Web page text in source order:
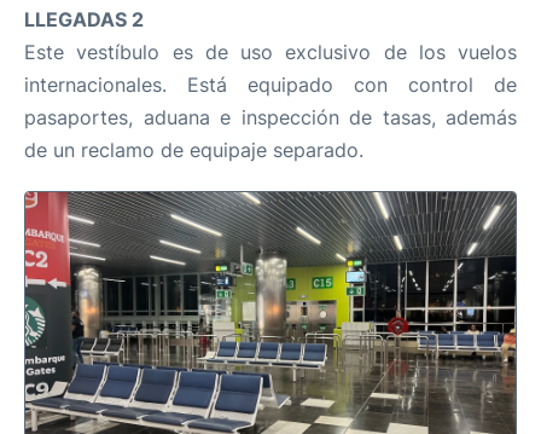
LLEGADAS 2
Este vestíbulo es de uso exclusivo de los vuelos
internacionales. Está equipado con control de
pasaportes, aduana e inspección de tasas, además
de un reclamo de equipaje separado.